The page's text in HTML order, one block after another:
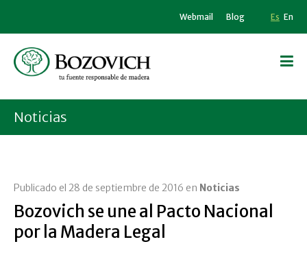
Webmail Blog Es En
Noticias
Publicado el 28 de septiembre de 2016 en Noticias
Bozovich se une al Pacto Nacional
por la Madera Legal